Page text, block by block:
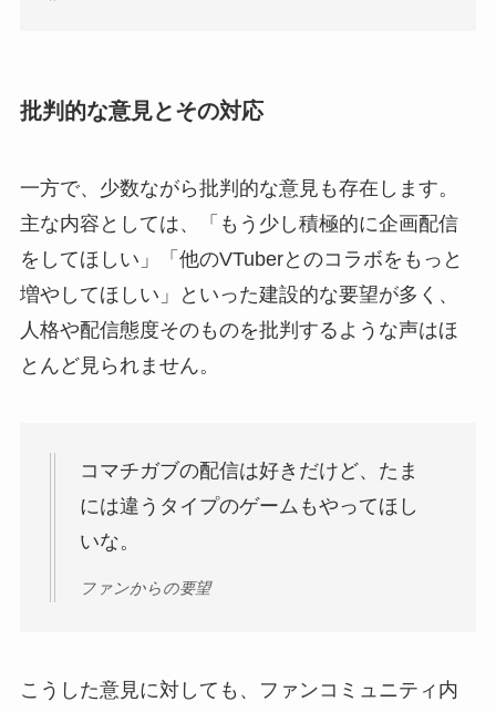
批判的な意見とその対応
一方で、少数ながら批判的な意見も存在します。
主な内容としては、「もう少し積極的に企画配信
をしてほしい」「他のVTuberとのコラボをもっと
増やしてほしい」といった建設的な要望が多く、
人格や配信態度そのものを批判するような声はほ
とんど見られません。
コマチガブの配信は好きだけど、たま
には違うタイプのゲームもやってほし
いな。
ファンからの要望
こうした意見に対しても、ファンコミュニティ内